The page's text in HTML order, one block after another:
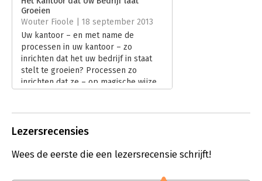
Hoofdrubriek: Algemeen management
Groeien
Wouter Fioole | 18 september 2013
Uw kantoor – en met name de
processen in uw kantoor – zo
inrichten dat het uw bedrijf in staat
stelt te groeien? Processen zo
inrichten dat ze – op magische wijze
werkt zonder management? HET KAN!
Institute for Operational Excellence –
Lezersrecensies
Wees de eerste die een lezersrecensie schrijft!